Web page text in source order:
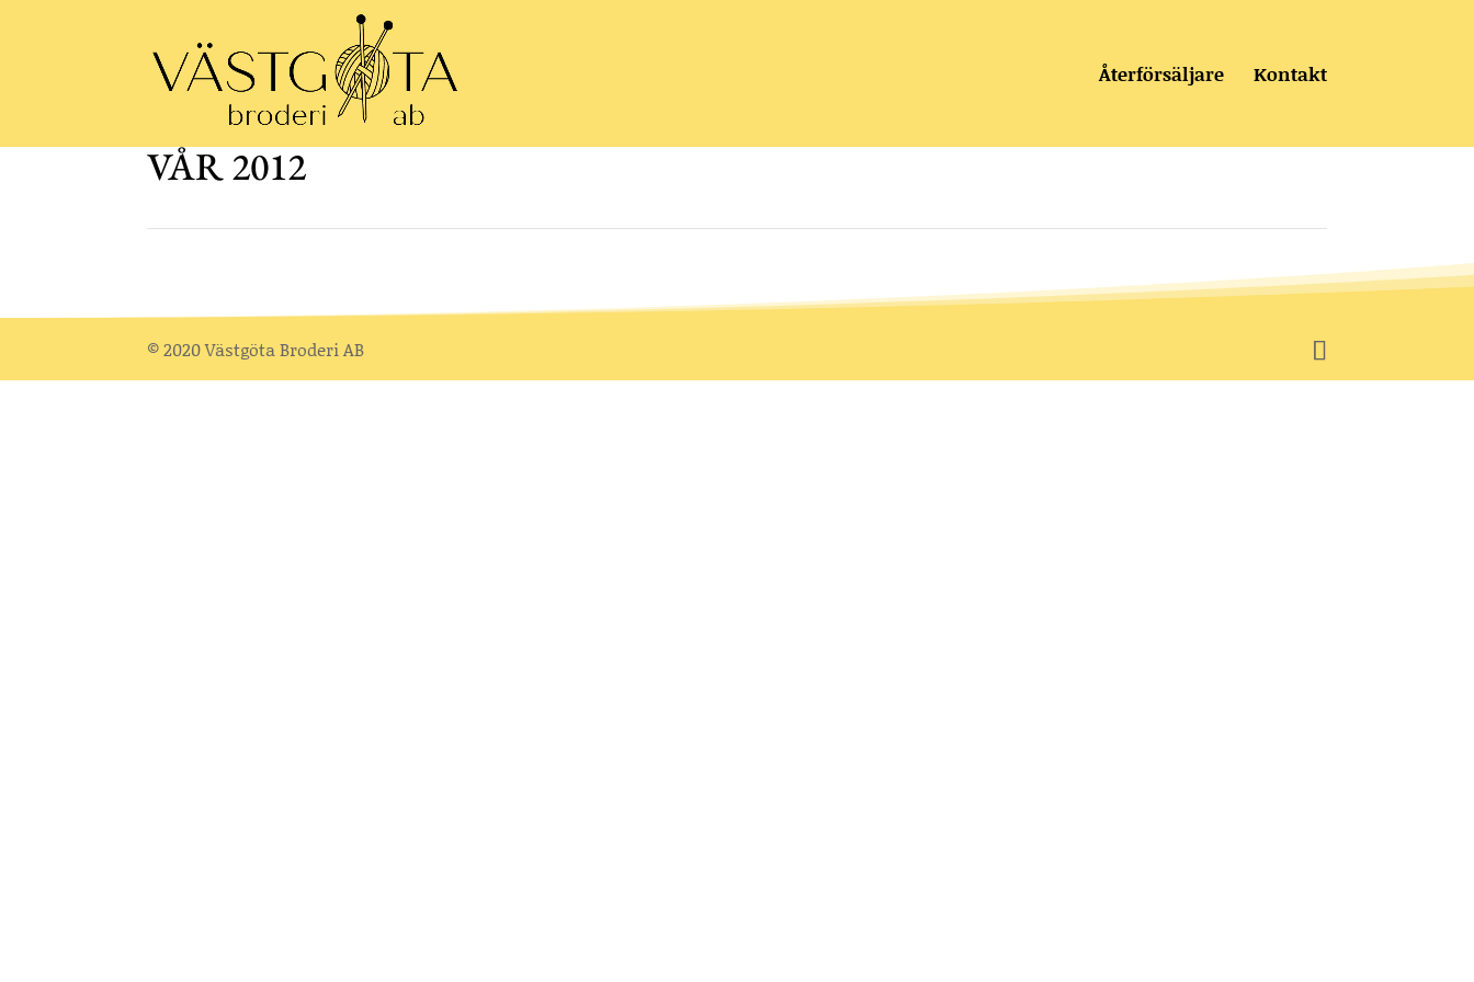
Återförsäljare Kontakt
VÅR 2012
© 2020 Västgöta Broderi AB